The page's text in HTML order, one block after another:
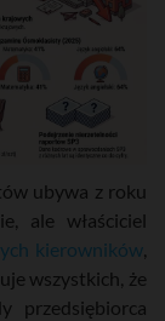
ubywa z roku
ale właściciel
kierowników
wszystkich, że
przedsiębiorca